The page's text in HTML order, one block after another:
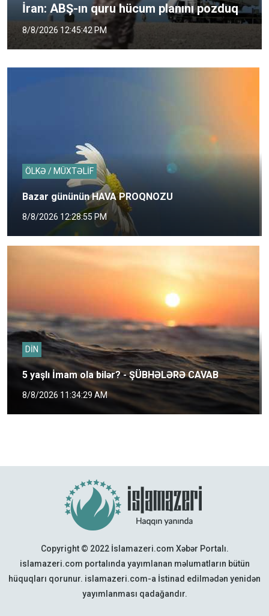
İran: ABŞ-ın quru hücum planını pozduq
8/8/2026 12:45:42 PM
ÖLKƏ / MÜXTƏLİF
Bazar gününün HAVA PROQNOZU
8/8/2026 12:28:55 PM
DİN
5 yaşlı İmam ola bilər? - ŞÜBHƏLƏRƏ CAVAB
8/8/2026 11:34:29 AM
Copyright © 2022 İslamazeri.com Xəbər Portalı.
islamazeri.com portalında yayımlanan məlumatların bütün
hüquqları qorunur. islamazeri.com-a İstinad edilmədən yenidən
yayımlanması qadağandır.